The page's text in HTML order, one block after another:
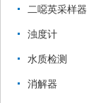
二噁英采样器
浊度计
水质检测
消解器